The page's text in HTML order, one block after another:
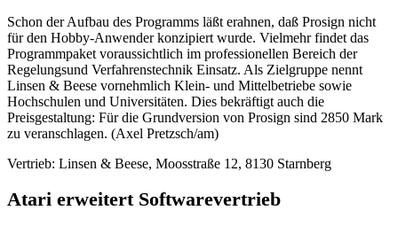
Schon der Aufbau des Programms läßt erahnen, daß Prosign nicht
für den Hobby-Anwender konzipiert wurde. Vielmehr findet das
Programmpaket voraussichtlich im professionellen Bereich der
Regelungsund Verfahrenstechnik Einsatz. Als Zielgruppe nennt
Linsen & Beese vornehmlich Klein- und Mittelbetriebe sowie
Hochschulen und Universitäten. Dies bekräftigt auch die
Preisgestaltung: Für die Grundversion von Prosign sind 2850 Mark
zu veranschlagen. (Axel Pretzsch/am)
Vertrieb: Linsen & Beese, Moosstraße 12, 8130 Starnberg
Atari erweitert Softwarevertrieb